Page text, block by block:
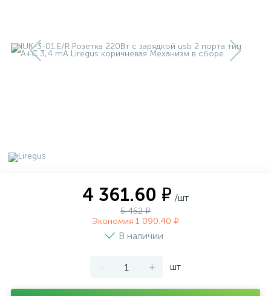
4 361.60 ₽ /шт
5 452 ₽
Экономия 1 090.40 ₽
В наличии
- + шт